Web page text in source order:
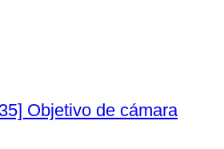
Objetivo de cámara